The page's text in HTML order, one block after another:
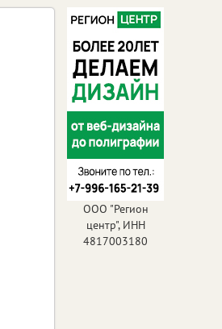
ООО "Регион
центр", ИНН
4817003180